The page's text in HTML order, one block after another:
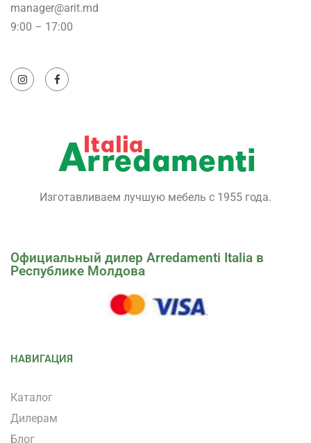
manager@arit.md
9:00 – 17:00
Изготавливаем лучшую мебель с 1955 года.
Официальный дилер Arredamenti Italia в
Республике Молдова
НАВИГАЦИЯ
Каталог
Дилерам
Блог